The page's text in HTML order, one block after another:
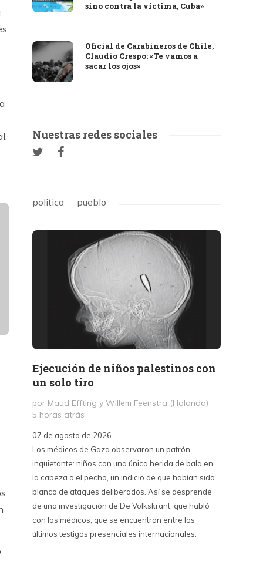
sino contra la víctima, Cuba»
Oficial de Carabineros de Chile,
Claudio Crespo: «Te vamos a
sacar los ojos»
Nuestras redes sociales
politica pueblo
Ejecución de niños palestinos con
un solo tiro
por Maud Effting y Willem Feenstra (Holanda)
5 horas atrás
07 de agosto de 2026
Los médicos de Gaza observaron un patrón
inquietante: niños con una única herida de bala en
la cabeza o el pecho, un indicio de que habían sido
blanco de ataques deliberados. Así se desprende
de una investigación de De Volkskrant, que habló
con los médicos, que se encuentran entre los
últimos testigos presenciales internacionales.